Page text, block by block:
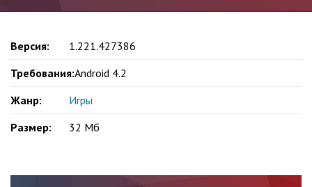
Версия:
1.221.427386
Требования:Android 4.2
Жанр:
Игры
Размер:
32 Мб